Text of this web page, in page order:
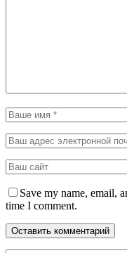
Save my name, email,
time I comment.